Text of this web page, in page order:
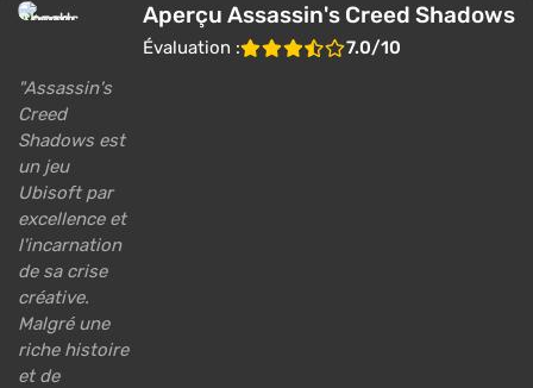
changement dynamique des saisons. Chaque saison
ouvre de nouvelles mécaniques et de nouveaux
lieux. Autre particularité, l'abri, qui peut être
personnalisé en modifiant l'agencement, les
décorations et les décorations. Dans ce document,
les joueurs peuvent former des alliés, créer des
équipements et interagir avec des personnages.
Aperçu Assassin's Creed Shadows
Évaluation :
7.0/10
Assassin's
Creed
Shadows est
un jeu
Ubisoft par
excellence et
l'incarnation
de sa crise
créative.
Malgré une
riche histoire
et de